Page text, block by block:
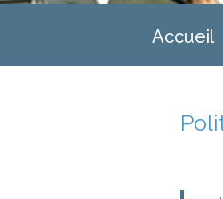
Accueil